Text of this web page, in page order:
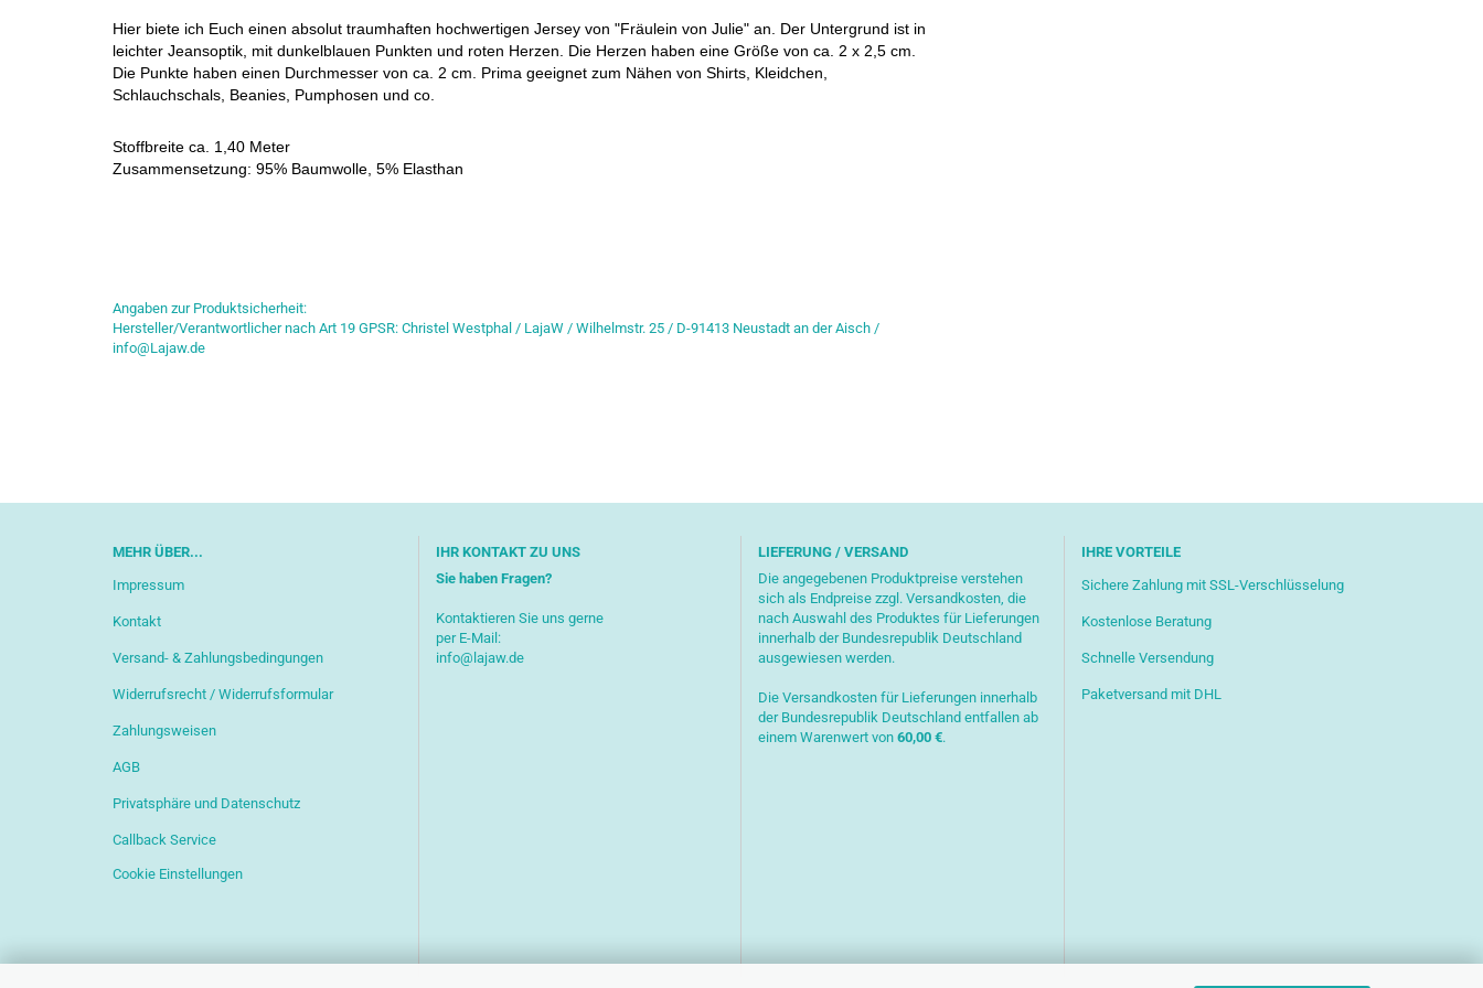
Hier biete ich Euch einen absolut traumhaften hochwertigen Jersey von "Fräulein von Julie" an. Der Untergrund ist in
leichter Jeansoptik, mit dunkelblauen Punkten und roten Herzen. Die Herzen haben eine Größe von ca. 2 x 2,5 cm.
Die Punkte haben einen Durchmesser von ca. 2 cm. Prima geeignet zum Nähen von Shirts, Kleidchen,
Schlauchschals, Beanies, Pumphosen und co.
Stoffbreite ca. 1,40 Meter
Zusammensetzung: 95% Baumwolle, 5% Elasthan
Angaben zur Produktsicherheit:
Hersteller/Verantwortlicher nach Art 19 GPSR: Christel Westphal / LajaW / Wilhelmstr. 25 / D-91413 Neustadt an der Aisch /
info@Lajaw.de
MEHR ÜBER...
Impressum
Kontakt
Versand- & Zahlungsbedingungen
Widerrufsrecht / Widerrufsformular
Zahlungsweisen
AGB
Privatsphäre und Datenschutz
Callback Service
Cookie Einstellungen
IHR KONTAKT ZU UNS
Sie haben Fragen?
Kontaktieren Sie uns gerne
per E-Mail:
info@lajaw.de
LIEFERUNG / VERSAND
Die angegebenen Produktpreise verstehen
sich als Endpreise zzgl. Versandkosten, die
nach Auswahl des Produktes für Lieferungen
innerhalb der Bundesrepublik Deutschland
ausgewiesen werden.
Die Versandkosten für Lieferungen innerhalb
der Bundesrepublik Deutschland entfallen ab
einem Warenwert von 60,00 €.
IHRE VORTEILE
Sichere Zahlung mit SSL-Verschlüsselung
Kostenlose Beratung
Schnelle Versendung
Paketversand mit DHL